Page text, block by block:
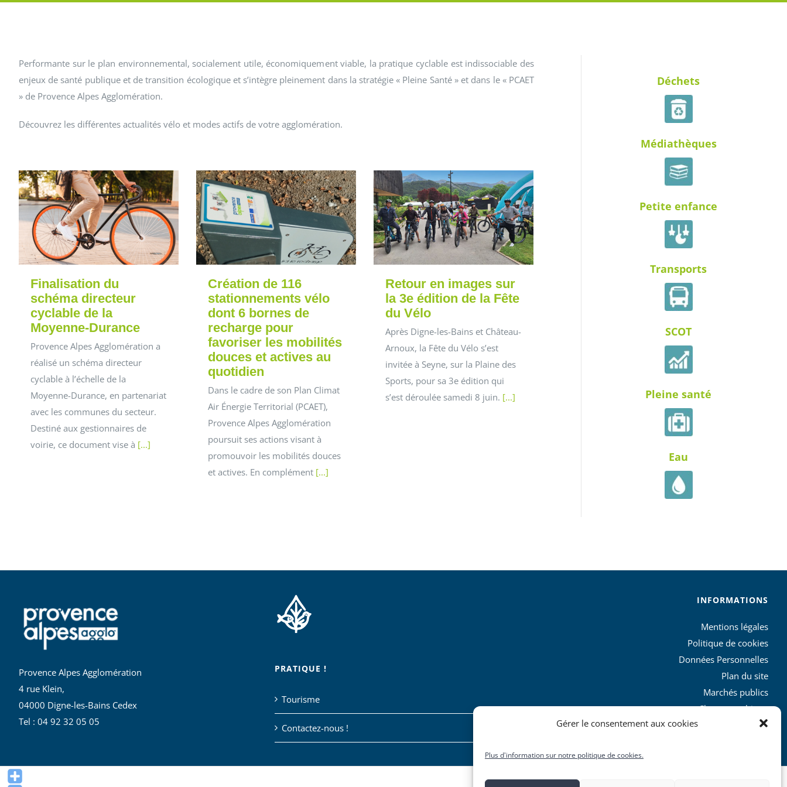
Gérer le consentement aux cookies
Plus d'information sur notre politique de cookies.
Performante sur le plan environnemental, socialement utile, économiquement viable, la pratique cyclable est indissociable des
enjeux de santé publique et de transition écologique et s’intègre pleinement dans la stratégie « Pleine Santé » et dans le « PCAET
» de Provence Alpes Agglomération.
Découvrez les différentes actualités vélo et modes actifs de votre agglomération.
Finalisation du
schéma directeur
cyclable de la
Moyenne-Durance
Provence Alpes Agglomération a
réalisé un schéma directeur
cyclable à l’échelle de la
Moyenne-Durance, en partenariat
avec les communes du secteur.
Destiné aux gestionnaires de
voirie, ce document vise à [...]
Création de 116
stationnements vélo
dont 6 bornes de
recharge pour
favoriser les mobilités
douces et actives au
quotidien
Dans le cadre de son Plan Climat
Air Énergie Territorial (PCAET),
Provence Alpes Agglomération
poursuit ses actions visant à
promouvoir les mobilités douces
et actives. En complément [...]
Retour en images sur
la 3e édition de la Fête
du Vélo
Après Digne-les-Bains et Château-
Arnoux, la Fête du Vélo s’est
invitée à Seyne, sur la Plaine des
Sports, pour sa 3e édition qui
s’est déroulée samedi 8 juin. [...]
Déchets
Médiathèques
Petite enfance
Transports
SCOT
Pleine santé
Eau
Provence Alpes Agglomération
4 rue Klein,
04000 Digne-les-Bains Cedex
Tel : 04 92 32 05 05
PRATIQUE !
Tourisme
Contactez-nous !
INFORMATIONS
Mentions légales
Politique de cookies
Données Personnelles
Plan du site
Marchés publics
Charte graphique
L’agglo recrute